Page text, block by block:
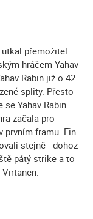
přemožitel
hráčem Yahav
Rabin již o 42
splity. Přesto
Yahav Rabin
začala pro
prvním framu. Fin
stejně - dohoz
pátý strike a to